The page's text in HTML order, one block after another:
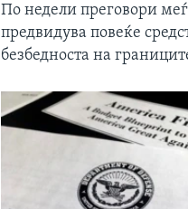
По недели преговори
предвидува повеќе
безбедноста на